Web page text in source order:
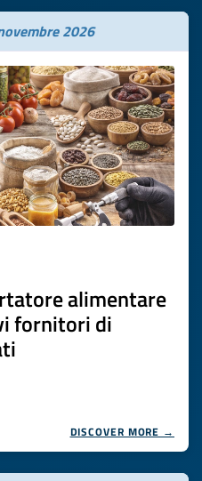
2026
alimentare
fornitori di
DISCOVER MORE →